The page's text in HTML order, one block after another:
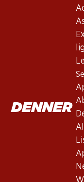
Pessac-Léognan,
Bon à savoir